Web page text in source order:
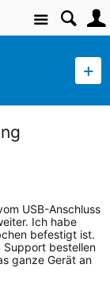
Site
USB-Anschluss
Ich habe
befestigt ist.
Support bestellen
ganze Gerät an